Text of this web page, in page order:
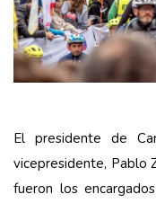
El presidente de
vicepresidente, Pablo
fueron los